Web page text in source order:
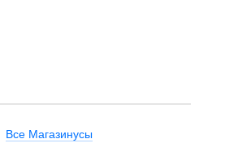
Все Магазинусы